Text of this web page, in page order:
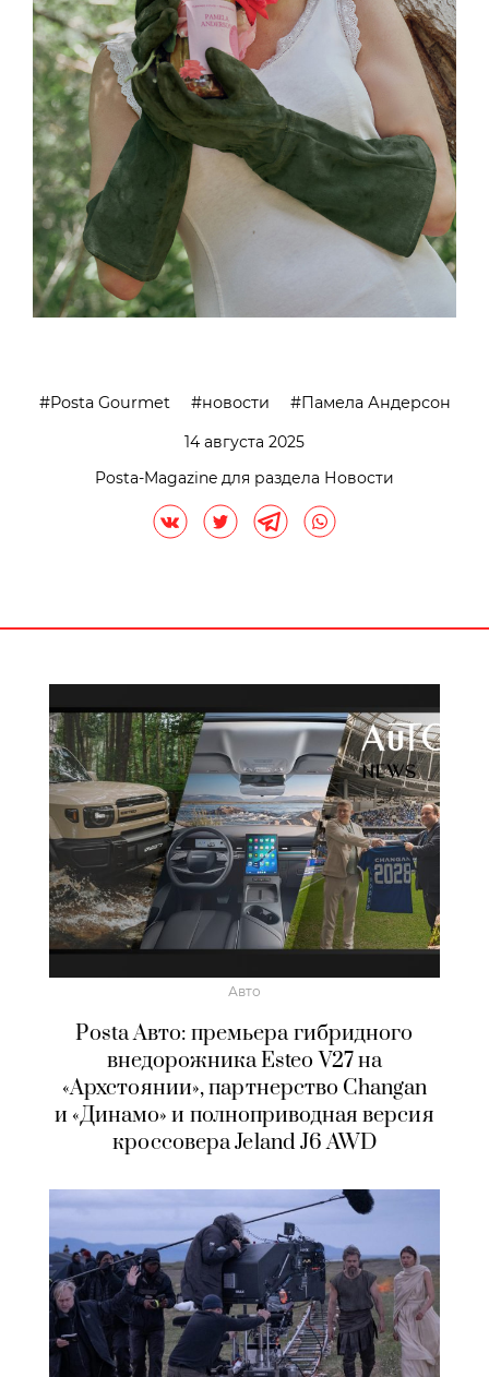
Posta Gourmet новости
Памела Андерсон
14 августа 2025
Posta-Magazine для раздела Новости
Авто
Posta Авто: премьера гибридного
внедорожника Esteo V27 на
«Архстоянии», партнерство Changan
и «Динамо» и полноприводная версия
кроссовера Jeland J6 AWD